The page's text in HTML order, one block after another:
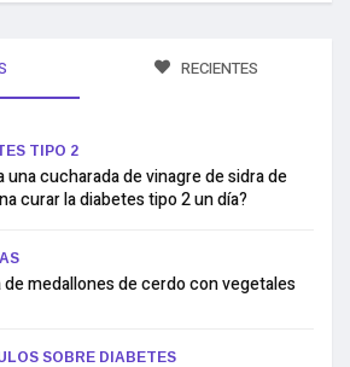
RECIENTES
TIPO 2
una cucharada de vinagre de sidra de
curar la diabetes tipo 2 un día?
de medallones de cerdo con vegetales
SOBRE DIABETES